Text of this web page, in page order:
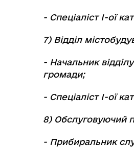
- Спеціаліст І-ої
7) Відділ
- Начальник
громади;
- Спеціаліст І-ої
8) Обслуговуючий
- Прибиральник